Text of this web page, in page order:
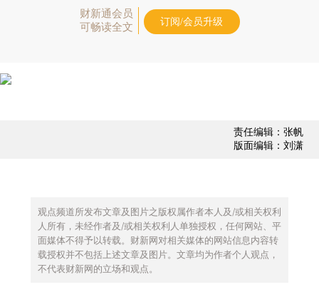
财新通会员
可畅读全文
订阅/会员升级
责任编辑：张帆
版面编辑：刘潇
观点频道所发布文章及图片之版权属作者本人及/或相关权利
人所有，未经作者及/或相关权利人单独授权，任何网站、平
面媒体不得予以转载。财新网对相关媒体的网站信息内容转
载授权并不包括上述文章及图片。文章均为作者个人观点，
不代表财新网的立场和观点。